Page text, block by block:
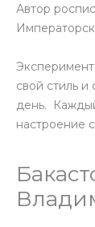
Автор
свой стиль
день.
настроение